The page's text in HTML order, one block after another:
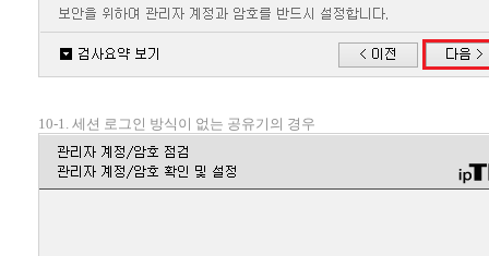
10-1. 세션 로그인 방식이 없는 공유기의 경우